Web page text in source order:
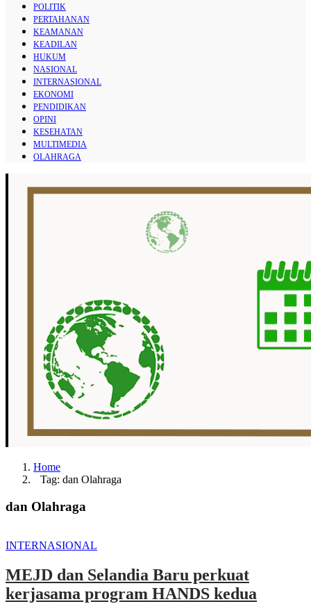
POLITIK
PERTAHANAN
KEAMANAN
KEADILAN
HUKUM
NASIONAL
INTERNASIONAL
EKONOMI
PENDIDIKAN
OPINI
KESEHATAN
MULTIMEDIA
OLAHRAGA
Home
Tag: dan Olahraga
dan Olahraga
INTERNASIONAL
MEJD dan Selandia Baru perkuat
kerjasama program HANDS kedua